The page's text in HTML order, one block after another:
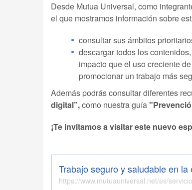
Desde Mutua Universal, como
el que mostramos información sobre
consultar sus ámbitos
descargar todos los
impacto que el uso creciente
promocionar un trabajo más
Además podrás consultar diferentes
digital”,como nuestra guía
¡Te invitamos a visitar este nuevo
Trabajo seguro y saludable en
https://www.mutuauniversal.net/es/